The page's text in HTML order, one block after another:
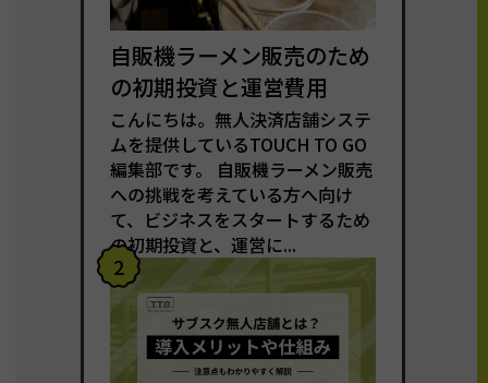
自販機ラーメン販売のため
の初期投資と運営費用
こんにちは。無人決済店舗システ
ムを提供しているTOUCH TO GO
編集部です。 自販機ラーメン販売
への挑戦を考えている方へ向け
て、ビジネスをスタートするため
の初期投資と、運営に...
2